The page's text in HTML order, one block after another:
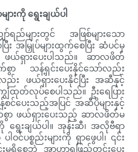
ားကို ရွေးချယ်ပါ
ရည်များတွင် အဖြစ်များသော
ပြီး အမြှုပ်များထွက်စေပြီး ဆံပင်မှ
ယ်ရှားပေးပါသည်။ ဆာလဖိတ်
သန့်ရှင်းပေးနိုင်သော်လည်း
ည်း ဖယ်ရှားပေးနိုင်ပြီး အဆီနှင့်
တ်လုပ်စေပါသည်။ ဦးရေပြား
ပေးသည့်အပြင် အဆီပိုများနှင့်
စွာ ဖယ်ရှားပေးသည့် ဆာလဖိတ်မ
ကို ရွေးချယ်ပါ။ အုန်းဆီ၊ အလိုဗီရာ
စ္စည်းများကို ရှာဖွေပါ၊ ၎င်း
စေဘဲ အာဟာရဖြည့်တင်းပေး